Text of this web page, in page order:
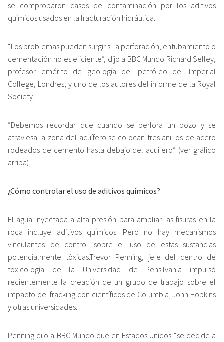
se comprobaron casos de contaminación por los aditivos
químicos usados en la fracturación hidráulica.
“Los problemas pueden surgir si la perforación, entubamiento o
cementación no es eficiente”, dijo a BBC Mundo Richard Selley,
profesor emérito de geología del petróleo del Imperial
College, Londres, y uno de los autores del informe de la Royal
Society.
“Debemos recordar que cuando se perfora un pozo y se
atraviesa la zona del acuífero se colocan tres anillos de acero
rodeados de cemento hasta debajo del acuífero” (ver gráfico
arriba).
¿Cómo controlar el uso de aditivos químicos?
El agua inyectada a alta presión para ampliar las fisuras en la
roca incluye aditivos químicos. Pero no hay mecanismos
vinculantes de control sobre el uso de estas sustancias
potencialmente tóxicas.Trevor Penning, jefe del centro de
toxicología de la Universidad de Pensilvania impulsó
recientemente la creación de un grupo de trabajo sobre el
impacto del fracking con científicos de Columbia, John Hopkins
y otras universidades.
Penning dijo a BBC Mundo que en Estados Unidos “se decide a